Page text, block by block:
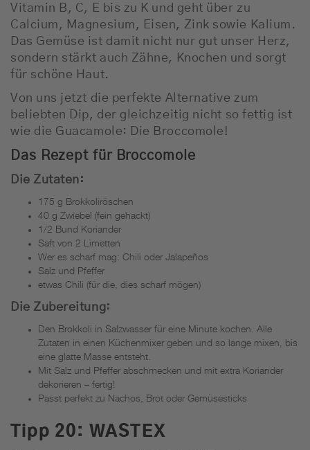
Vitamin B, C, E bis zu K und geht über zu
Calcium, Magnesium, Eisen, Zink sowie Kalium.
Das Gemüse ist damit nicht nur gut unser Herz,
sondern stärkt auch Zähne, Knochen und sorgt
für schöne Haut.
Von uns jetzt die perfekte Alternative zum
beliebten Dip, der gleichzeitig nicht so fettig ist
wie die Guacamole: Die Broccomole!
Das Rezept für Broccomole
Die Zutaten:
175 g Brokkoliröschen
40 g Zwiebel (fein gehackt)
1/2 Bund Koriander
Saft von 2 Limetten
Wer es scharf mag: Chili oder Jalapeños
Salz und Pfeffer
etwas Chili (für die, dies scharf mögen)
Die Zubereitung:
Den Brokkoli in Salzwasser für eine Minute kochen. Alle
Zutaten in einen Küchenmixer geben und so lange mixen, bis
eine glatte Masse entsteht.
Mit Salz und Pfeffer abschmecken und mit extra Koriander
dekorieren – fertig!
Passt perfekt zu Nachos, Brot oder Gemüsesticks
Tipp 20: WASTEX